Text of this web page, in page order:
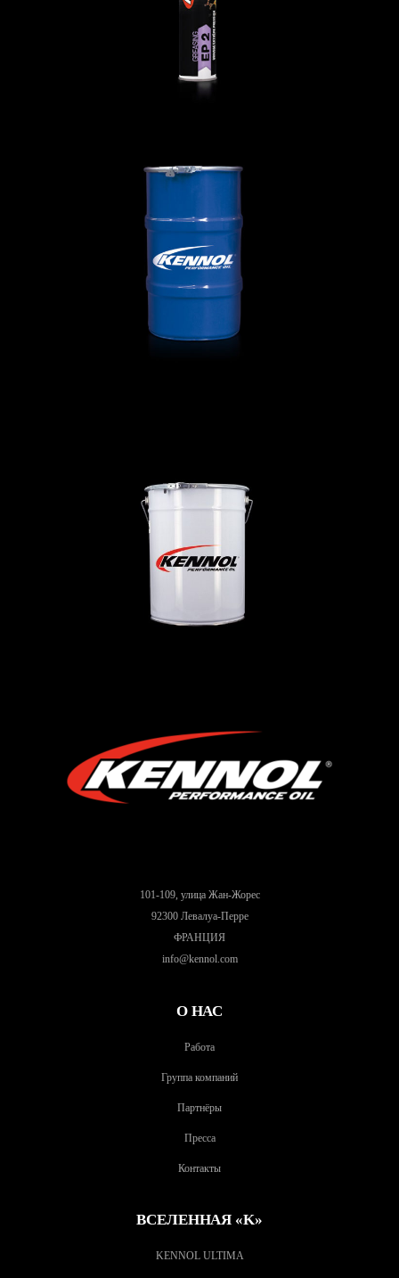
GREASING EP 00 000
С/Х И СТРОИТЕЛЬСТВО
GREASING STEELBLACK MO
С/Х И СТРОИТЕЛЬСТВО ,
101-109, улица Жан-Жорес
92300 Левалуа-Перре
ФРАНЦИЯ
info@kennol.com
О НАС
Работа
Группа компаний
Партнёры
Пресса
Контакты
ВСЕЛЕННАЯ «K»
KENNOL ULTIMA